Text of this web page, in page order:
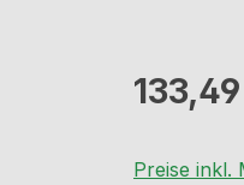
Regulärer
Preise inkl.